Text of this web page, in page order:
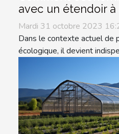
avec un étendoir
Mardi 31 octobre 2023
Dans le contexte actuel de
écologique, il devient